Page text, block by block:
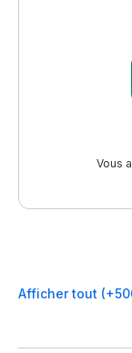
Vous
Afficher tout